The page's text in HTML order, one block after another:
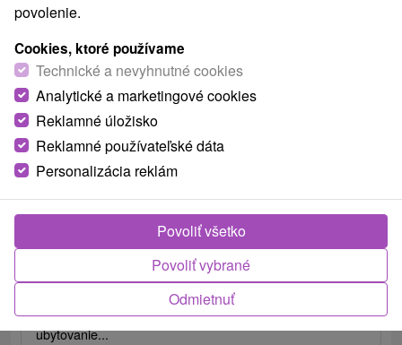
Chata Koliesko Partizánska Ľupča
Partizánska Ľupča
Na Liptove, vychýrenom svojimi tradíciami a ľudovou
kultúrou, v dedinke Partizánska Ľupča ponúka
ubytovanie...
povolenie.
Cookies, ktoré používame
Technické a nevyhnutné cookies
Analytické a marketingové cookies
Reklamné úložisko
Reklamné používateľské dáta
Personalizácia reklám
Odmietnuť
Povoliť vybrané
Povoliť všetko